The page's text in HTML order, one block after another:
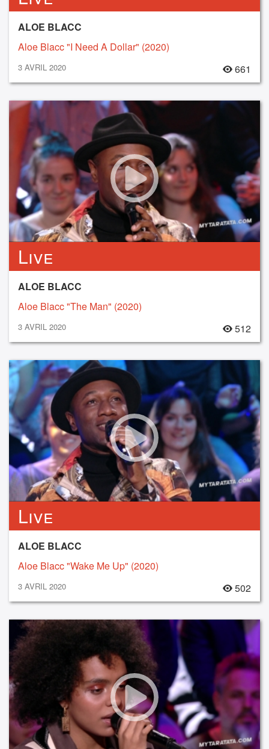
ALOE BLACC
Aloe Blacc "I Need A Dollar" (2020)
3 AVRIL 2020 661
Live
ALOE BLACC
Aloe Blacc "The Man" (2020)
3 AVRIL 2020 512
Live
ALOE BLACC
Aloe Blacc "Wake Me Up" (2020)
3 AVRIL 2020 502